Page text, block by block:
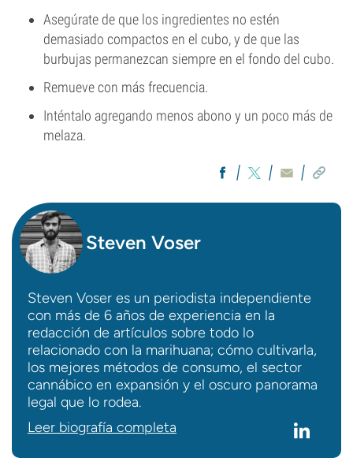
Asegúrate de que los ingredientes no estén
demasiado compactos en el cubo, y de que las
burbujas permanezcan siempre en el fondo del cubo.
Remueve con más frecuencia.
Inténtalo agregando menos abono y un poco más de
melaza.
Steven Voser
Steven Voser es un periodista independiente
con más de 6 años de experiencia en la
redacción de artículos sobre todo lo
relacionado con la marihuana; cómo cultivarla,
los mejores métodos de consumo, el sector
cannábico en expansión y el oscuro panorama
legal que lo rodea.
Leer biografía completa